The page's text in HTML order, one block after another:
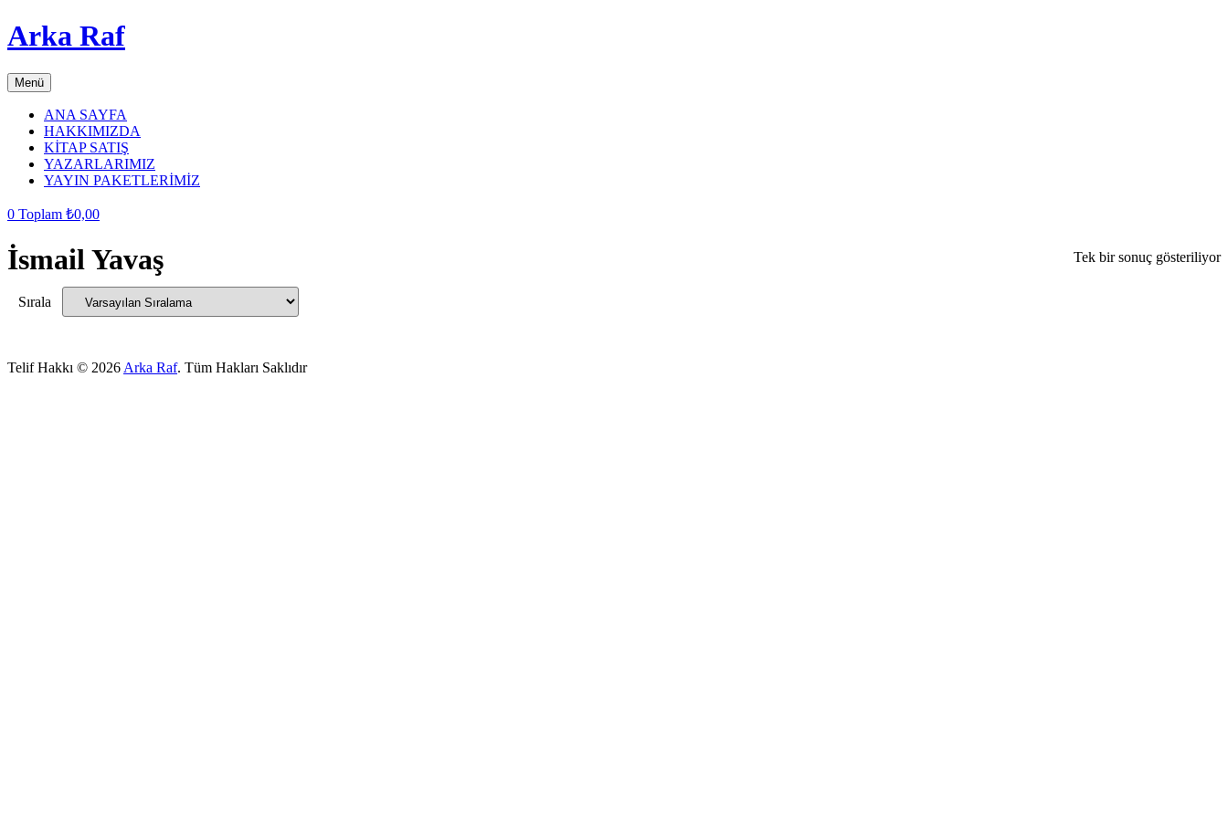
Arka Raf
Menü
ANA SAYFA
HAKKIMIZDA
KİTAP SATIŞ
YAZARLARIMIZ
YAYIN PAKETLERİMİZ
0 Toplam ₺0,00
İsmail Yavaş Tek bir sonuç gösteriliyor
Sırala
Telif Hakkı © 2026 Arka Raf. Tüm Hakları Saklıdır